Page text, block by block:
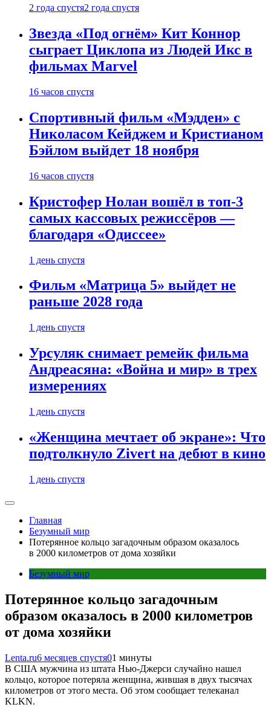
2 года спустя2 года спустя
Звезда «Под огнём» Кит Коннор
сыграет Циклопа из Людей Икс в
фильмах Marvel
16 часов спустя
Спортивный фильм «Мэдден» с
Николасом Кейджем и Кристианом
Бэйлом выйдет 18 ноября
16 часов спустя
Кристофер Нолан вошёл в топ-3
самых кассовых режиссёров —
благодаря «Одиссее»
1 день спустя
Фильм «Матрица 5» выйдет не
раньше 2028 года
1 день спустя
Урсуляк снимает ремейк фильма
Андреасяна: «Война и мир» в трех
измерениях
1 день спустя
«Женщина мечтает об экране»: Что
подтолкнуло Zivert на дебют в кино
1 день спустя
Главная
Безумный мир
Потерянное кольцо загадочным образом оказалось
в 2000 километров от дома хозяйки
Безумный мир
Потерянное кольцо загадочным
образом оказалось в 2000 километров
от дома хозяйки
Lenta.ru6 месяцев спустя01 минуты
В США мужчина из штата Нью-Джерси случайно нашел
кольцо, которое потеряла женщина, жившая в двух тысячах
километров от этого места. Об этом сообщает телеканал
KLKN.